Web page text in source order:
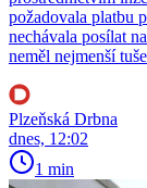
požadovala platbu
nechávala posílat
neměl nejmenší
Plzeňská Drbna
dnes, 12:02
1 min